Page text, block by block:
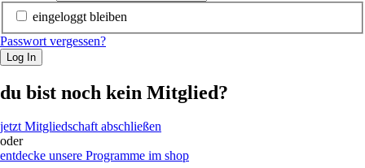
eingeloggt bleiben
Passwort vergessen?
Log In
du bist noch kein Mitglied?
jetzt Mitgliedschaft abschließen
oder
entdecke unsere Programme im shop